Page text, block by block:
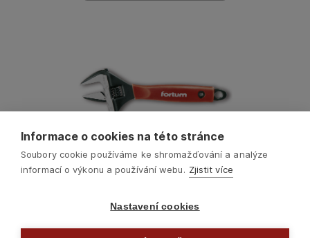
Informace o cookies na této stránce
Soubory cookie používáme ke shromažďování a analýze
informací o výkonu a používání webu. Zjistit více
Nastavení cookies